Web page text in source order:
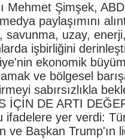
Mehmet Şimşek,
paylaşımını
savunma, uzay,
işbirliğini
ekonomik
ve bölgesel
sabırsızlıkla
İÇİN DE ARTI
ifadelere yer verdi:
ve Başkan Trump'ın
Oğuzhan Uğur adliyeye
İstanbul
Suçlarla
ekiplerince